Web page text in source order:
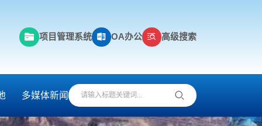
项目管理系统 OA办公 高级搜索
多媒体新闻